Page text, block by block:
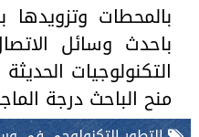
بالمحطات وتزويدها
باحدث وسائل
التكنولوجيات
منح الباحث درجة